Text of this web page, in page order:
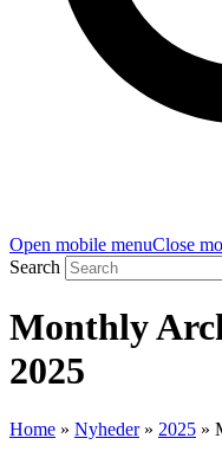
Open mobile menuClose
Search
Monthly
2025
Home » Nyheder» 2025 »